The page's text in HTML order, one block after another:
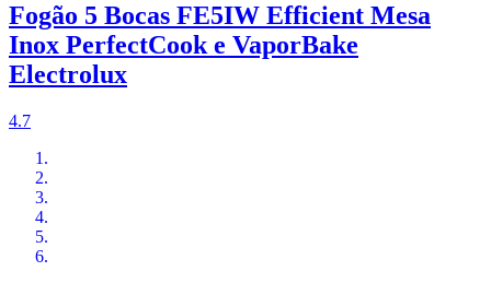
Fogão 5 Bocas FE5IW Efficient Mesa
Inox PerfectCook e VaporBake
Electrolux
4.7